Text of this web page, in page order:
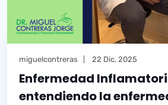
miguelcontreras 22 Dic, 2025
Enfermedad
entendiendo la